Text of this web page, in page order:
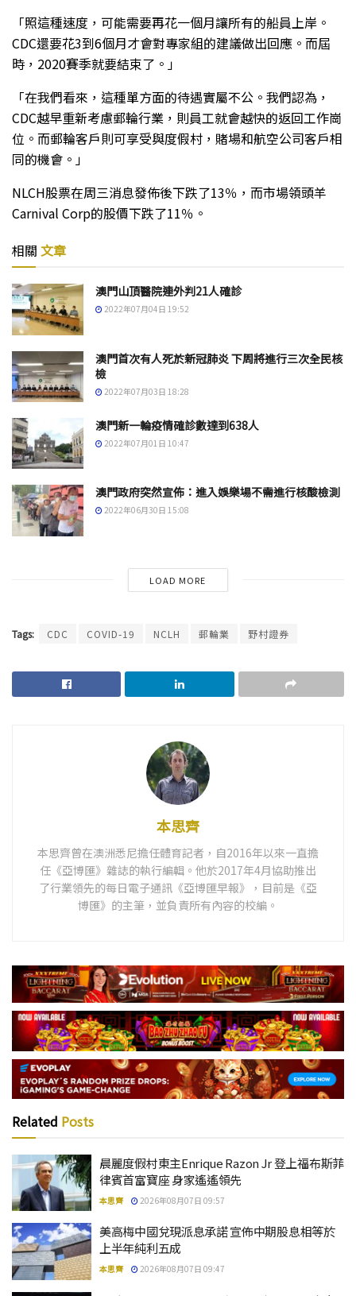
「照這種速度，可能需要再花一個月讓所有的船員上岸。
CDC還要花3到6個月才會對專家組的建議做出回應。而屆
時，2020賽季就要結束了。」
「在我們看來，這種單方面的待遇實屬不公。我們認為，
CDC越早重新考慮郵輪行業，則員工就會越快的返回工作崗
位。而郵輪客戶則可享受與度假村，賭場和航空公司客戶相
同的機會。」
NLCH股票在周三消息發佈後下跌了13％，而市場領頭羊
Carnival Corp的股價下跌了11％。
相關 文章
澳門山頂醫院連外判21人確診
2022年07月04日 19:52
澳門首次有人死於新冠肺炎 下周將進行三次全民核
檢
2022年07月03日 18:28
澳門新一輪疫情確診數達到638人
2022年07月01日 10:47
澳門政府突然宣佈：進入娛樂場不需進行核酸檢測
2022年06月30日 15:08
LOAD MORE
Tags: CDC COVID-19 NCLH 郵輪業 野村證券
本思齊
本思齊曾在澳洲悉尼擔任體育記者，自2016年以來一直擔
任《亞博匯》雜誌的執行編輯。他於2017年4月協助推出
了行業領先的每日電子通訊《亞博匯早報》，目前是《亞
博匯》的主筆，並負責所有內容的校編。
Related Posts
晨麗度假村東主Enrique Razon Jr 登上福布斯菲
律賓首富寶座 身家遙遙領先
本思齊 2026年08月07日 09:57
美高梅中國兌現派息承諾 宣佈中期股息相等於
上半年純利五成
本思齊 2026年08月07日 09:47